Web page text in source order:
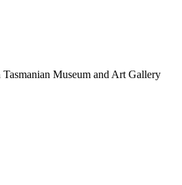
Museum and Art Gallery